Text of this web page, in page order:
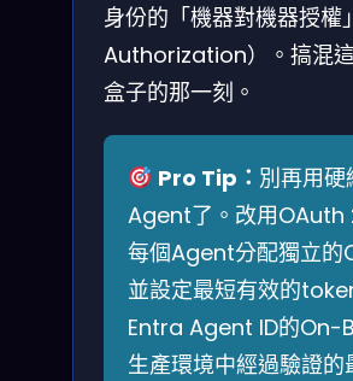
身份的「機器對機器授權
Authorization）。搞混
盒子的那一刻。
Pro Tip： 別再用硬
Agent了。改用OAuth
每個Agent分配獨立
並設定最短有效的
Entra Agent ID的On-
生產環境中經過驗證